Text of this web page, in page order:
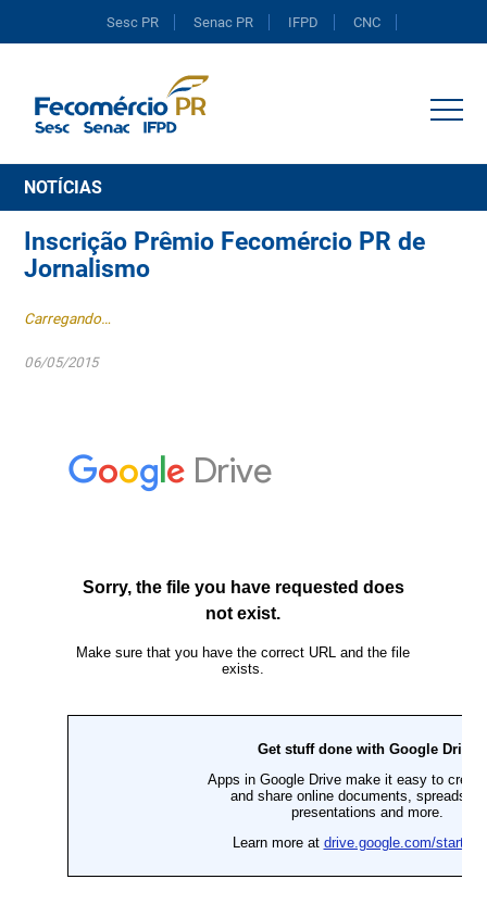
Sesc PR Senac PR IFPD CNC
NOTÍCIAS
Inscrição Prêmio Fecomércio PR de
Jornalismo
Carregando…
06/05/2015